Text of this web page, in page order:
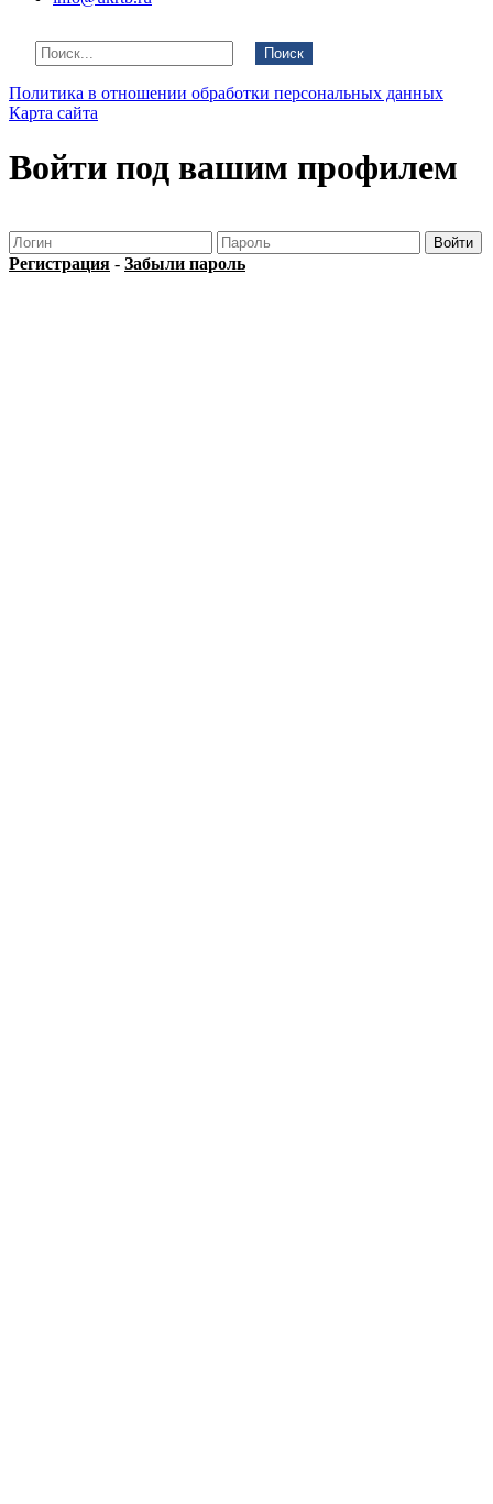
Поиск
Политика в отношении обработки персональных данных
Карта сайта
Войти под вашим профилем
Регистрация - Забыли пароль